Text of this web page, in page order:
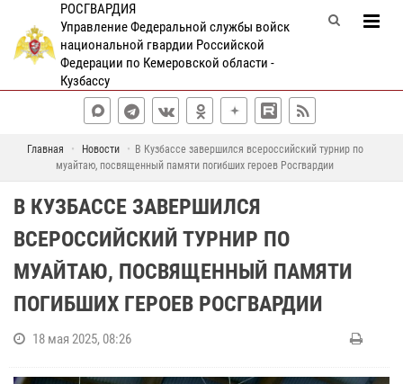
РОСГВАРДИЯ
Управление Федеральной службы войск
национальной гвардии Российской
Федерации по Кемеровской области -
Кузбассу
Главная Новости
В Кузбассе завершился всероссийский турнир по
муайтаю, посвященный памяти погибших героев Росгвардии
В КУЗБАССЕ ЗАВЕРШИЛСЯ
ВСЕРОССИЙСКИЙ ТУРНИР ПО
МУАЙТАЮ, ПОСВЯЩЕННЫЙ ПАМЯТИ
ПОГИБШИХ ГЕРОЕВ РОСГВАРДИИ
18 мая 2025, 08:26